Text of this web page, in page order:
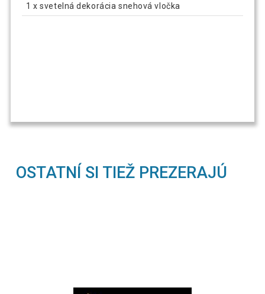
1 x svetelná dekorácia snehová vločka
OSTATNÍ SI TIEŽ PREZERAJÚ